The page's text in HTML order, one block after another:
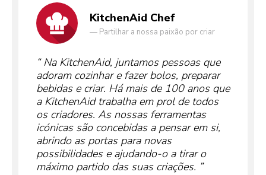
KitchenAid Chef
— Partilhar a nossa paixão por criar
Na KitchenAid, juntamos pessoas que
adoram cozinhar e fazer bolos, preparar
bebidas e criar. Há mais de 100 anos que
a KitchenAid trabalha em prol de todos
os criadores. As nossas ferramentas
icónicas são concebidas a pensar em si,
abrindo as portas para novas
possibilidades e ajudando-o a tirar o
máximo partido das suas criações.